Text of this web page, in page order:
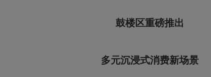
鼓楼区重磅推出
多元沉浸式消费新场景